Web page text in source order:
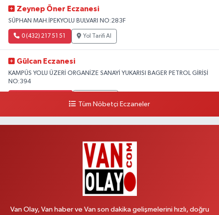
Zeynep Öner Eczanesi
SÜPHAN MAH.İPEKYOLU BULVARI NO:283F
0 (432) 217 51 51 Yol Tarifi Al
Gülcan Eczanesi
KAMPÜS YOLU ÜZERİ ORGANİZE SANAYİ YUKARISI BAGER PETROL GİRİŞİ
NO:394
HEKİM HASTANESİ ACİL KARŞISI
Yol Tarifi Al
MAHMUDİYE MAH.ATATÜRK CAD.NO:17B
0 (531) 621 69 65 Yol Tarifi Al
Tüm Nöbetçi Eczaneler
Van Olay, Van haber ve Van son dakika gelişmelerini hızlı, doğru